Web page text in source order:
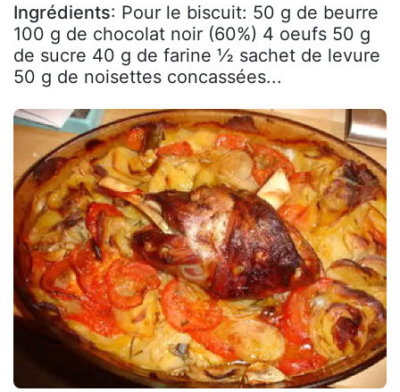
Ingrédients: Pour le biscuit: 50 g de beurre
100 g de chocolat noir (60%) 4 oeufs 50 g
de sucre 40 g de farine ½ sachet de levure
50 g de noisettes concassées...